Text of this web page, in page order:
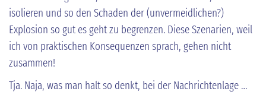
isolieren und so den Schaden der (unvermeidlichen?)
Explosion so gut es geht zu begrenzen. Diese Szenarien, weil
ich von praktischen Konsequenzen sprach, gehen nicht
zusammen!
Tja. Naja, was man halt so denkt, bei der Nachrichtenlage …